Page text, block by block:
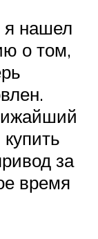
нашел
о том,
за
время